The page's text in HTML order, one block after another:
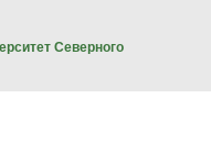
Северного